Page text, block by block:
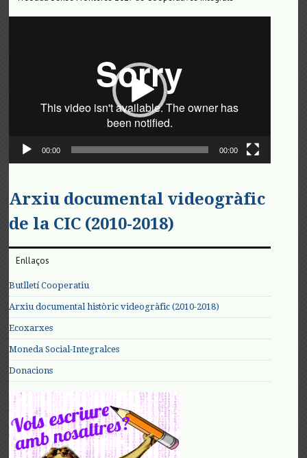
00:00 00:00
Arxiu documental videogràfic
de la CIC (2010-2018)
Enllaços
Butlletí Cooperatiu
Arxiu documental històric videogràfic (2010-2018)
Ecoxarxes
Moneda Social-Integralces
Donacions